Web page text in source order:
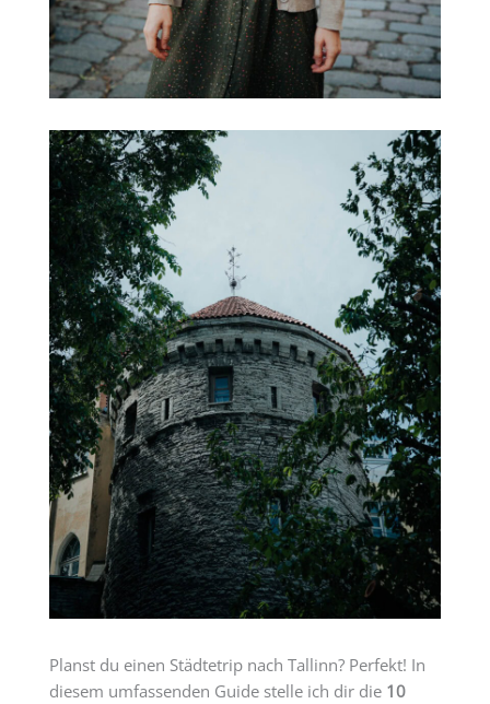
Planst du einen Städtetrip nach Tallinn? Perfekt! In
diesem umfassenden Guide stelle ich dir die 10